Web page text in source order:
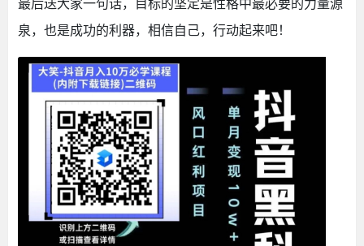
最后送大家一句话，目标的坚定是性格中最必要的力量源
泉，也是成功的利器，相信自己，行动起来吧！